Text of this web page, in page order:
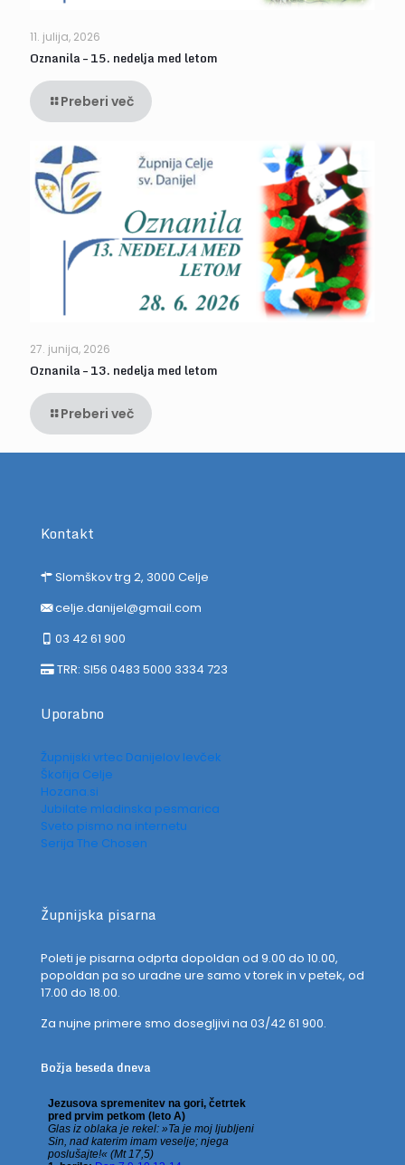
11. julija, 2026
Oznanila – 15. nedelja med letom
Preberi več
27. junija, 2026
Oznanila – 13. nedelja med letom
Preberi več
Kontakt
Slomškov trg 2, 3000 Celje
celje.danijel@gmail.com
03 42 61 900
TRR: SI56 0483 5000 3334 723
Uporabno
Župnijski vrtec Danijelov levček
Škofija Celje
Hozana.si
Jubilate mladinska pesmarica
Sveto pismo na internetu
Serija The Chosen
Župnijska pisarna
Poleti je pisarna odprta dopoldan od 9.00 do 10.00,
popoldan pa so uradne ure samo v torek in v petek, od
17.00 do 18.00.
Za nujne primere smo dosegljivi na 03/42 61 900.
Božja beseda dneva